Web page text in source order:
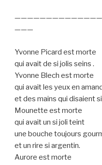
———
Yvonne Picard est morte
qui avait de si jolis seins .
Yvonne Blech est morte
qui avait les yeux en
et des mains qui disaient
Mounette est morte
qui avait un si joli teint
une bouche toujours
et un rire si argentin.
Aurore est morte